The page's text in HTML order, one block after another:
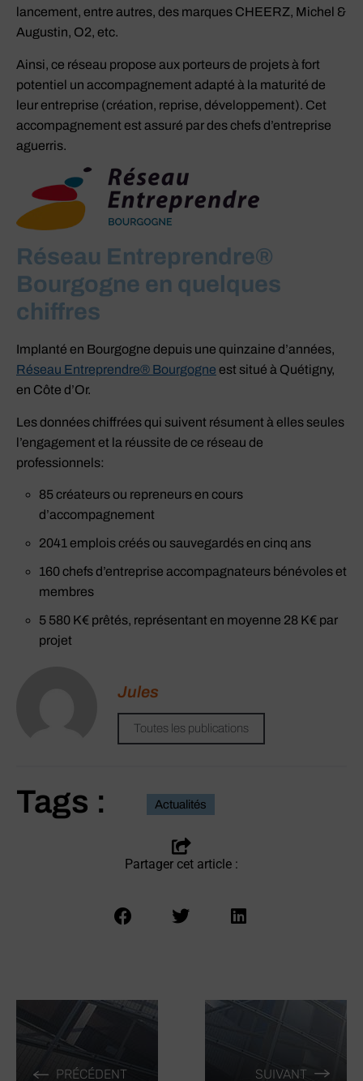
lancement, entre autres, des marques CHEERZ, Michel &
Augustin, O2, etc.
Ainsi, ce réseau propose aux porteurs de projets à fort
potentiel un accompagnement adapté à la maturité de
leur entreprise (création, reprise, développement). Cet
accompagnement est assuré par des chefs d’entreprise
aguerris.
Réseau Entreprendre®
Bourgogne en quelques
chiffres
Implanté en Bourgogne depuis une quinzaine d’années,
Réseau Entreprendre® Bourgogne est situé à Quétigny,
en Côte d’Or.
Les données chiffrées qui suivent résument à elles seules
l’engagement et la réussite de ce réseau de
professionnels:
85 créateurs ou repreneurs en cours
d’accompagnement
2041 emplois créés ou sauvegardés en cinq ans
160 chefs d’entreprise accompagnateurs bénévoles et
membres
5 580 K€ prêtés, représentant en moyenne 28 K€ par
projet
Jules
Toutes les publications
Tags : Actualités
Partager cet article :
PRÉCÉDENT SUIVANT